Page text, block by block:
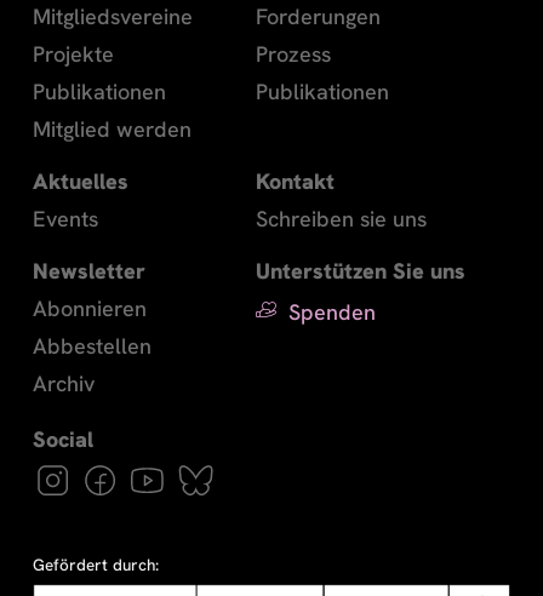
Mitgliedsvereine
Projekte
Publikationen
Mitglied werden
Forderungen
Prozess
Publikationen
Aktuelles
Events
Kontakt
Schreiben sie uns
Newsletter
Abonnieren
Abbestellen
Archiv
Unterstützen Sie uns
Spenden
Gefördert durch: